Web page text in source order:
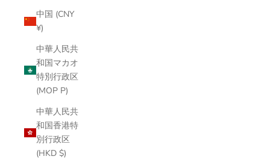
中国 (CNY
¥)
中華人民共
和国マカオ
特別行政区
(MOP P)
中華人民共
和国香港特
別行政区
(HKD $)